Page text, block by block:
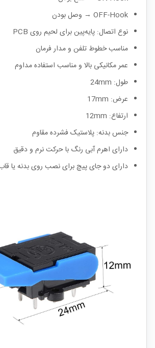
OFF-Hook → وصل بودن
نوع اتصال: پایه‌پین برای لحیم روی PCB
مناسب خطوط تلفن و مدار فرمان
عمر مکانیکی بالا و مناسب استفاده مداوم
طول: 24mm
عرض: 17mm
ارتفاع: 12mm
جنس بدنه: پلاستیک فشرده مقاوم
دارای اهرم آبی رنگ با حرکت نرم و دقیق
دارای دو جای پیچ برای نصب روی بدنه یا